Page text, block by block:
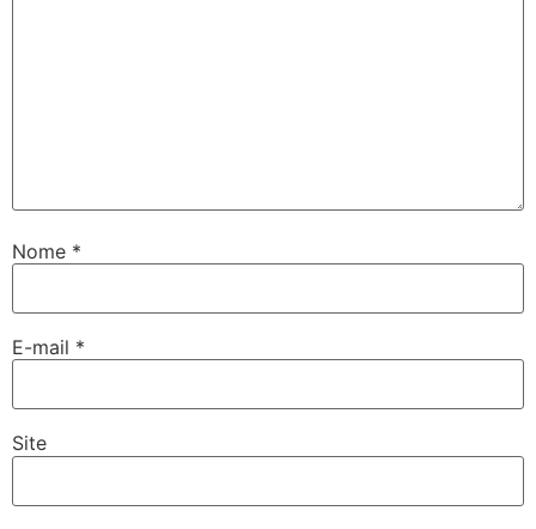
Nome *
E-mail *
Site